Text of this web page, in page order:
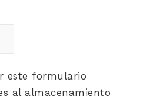
este formulario
al almacenamiento